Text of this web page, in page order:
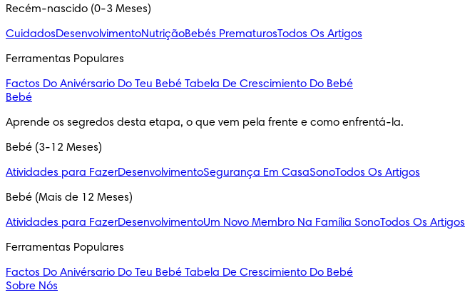
Recém-nascido (0-3 Meses)
CuidadosDesenvolvimentoNutriçãoBebés PrematurosTodos Os Artigos
Ferramentas Populares
Factos Do Anivérsario Do Teu Bebé Tabela De Crescimiento Do Bebé
Bebé
Aprende os segredos desta etapa, o que vem pela frente e como enfrentá-la.
Bebé (3-12 Meses)
Atividades para FazerDesenvolvimentoSegurança Em CasaSonoTodos Os Artigos
Bebé (Mais de 12 Meses)
Atividades para FazerDesenvolvimentoUm Novo Membro Na Família SonoTodos Os Artigos
Ferramentas Populares
Factos Do Anivérsario Do Teu Bebé Tabela De Crescimiento Do Bebé
Sobre Nós